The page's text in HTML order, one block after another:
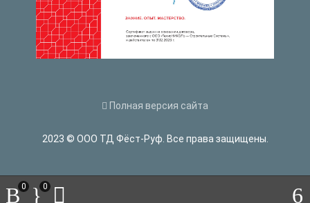
Полная версия сайта
2023 © ООО ТД Фёст-Руф. Все права защищены.
0 0